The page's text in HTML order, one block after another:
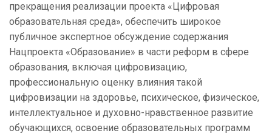
прекращения реализации проекта «Цифровая
образовательная среда», обеспечить широкое
публичное экспертное обсуждение содержания
Нацпроекта «Образование» в части реформ в сфере
образования, включая цифровизацию,
профессиональную оценку влияния такой
цифровизации на здоровье, психическое, физическое,
интеллектуальное и духовно-нравственное развитие
обучающихся, освоение образовательных программ